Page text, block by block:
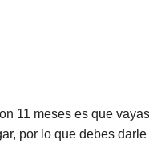
11 meses es que vayas
por lo que debes